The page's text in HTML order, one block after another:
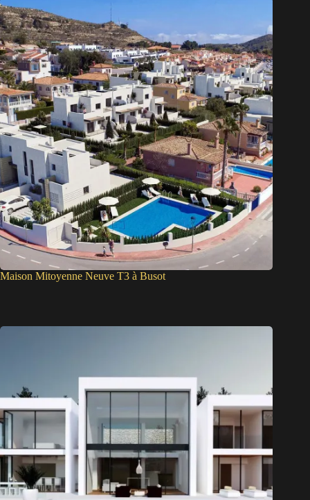
Maison Mitoyenne Neuve T3 à Busot